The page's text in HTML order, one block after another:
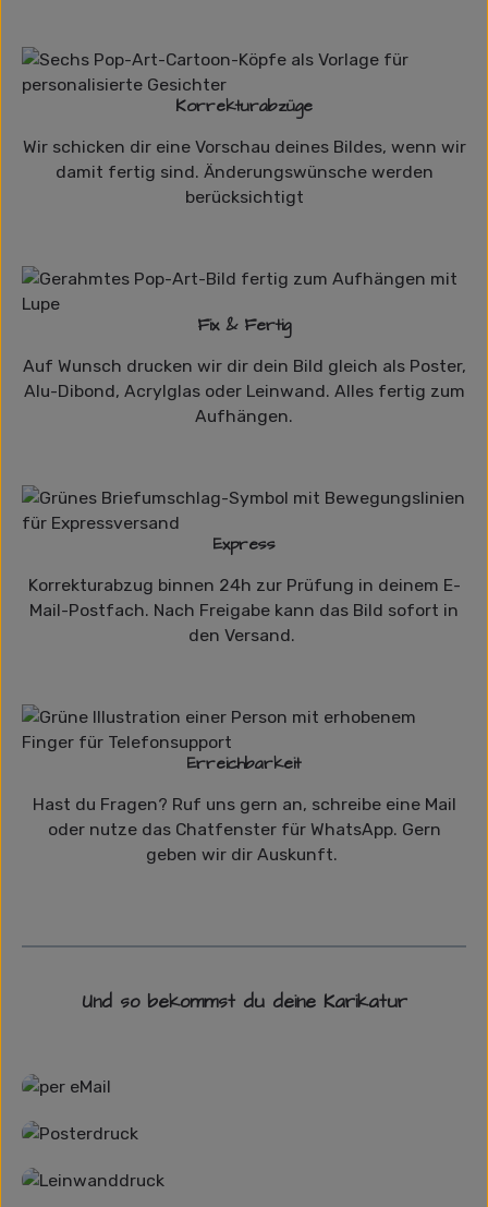
Korrekturabzüge
Wir schicken dir eine Vorschau deines Bildes, wenn wir
damit fertig sind. Änderungswünsche werden
berücksichtigt
Fix & Fertig
Auf Wunsch drucken wir dir dein Bild gleich als Poster,
Alu-Dibond, Acrylglas oder Leinwand. Alles fertig zum
Aufhängen.
Express
Korrekturabzug binnen 24h zur Prüfung in deinem E-
Mail-Postfach. Nach Freigabe kann das Bild sofort in
den Versand.
Erreichbarkeit
Hast du Fragen? Ruf uns gern an, schreibe eine Mail
oder nutze das Chatfenster für WhatsApp. Gern
geben wir dir Auskunft.
Und so bekommst du deine Karikatur